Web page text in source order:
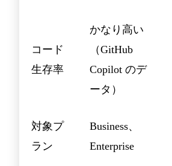
コード
生存率
かなり高い
（GitHub
Copilot のデ
ータ）
対象プ
ラン
Business、
Enterprise